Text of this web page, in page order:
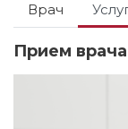
Врач
Прием